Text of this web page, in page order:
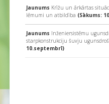
Jaunums Krīžu un ārkārtas
lēmumi un atbildība (Sākums:
Jaunums Inženiersistēmu
starpkonstrukciju šuvju
10.septembrī)